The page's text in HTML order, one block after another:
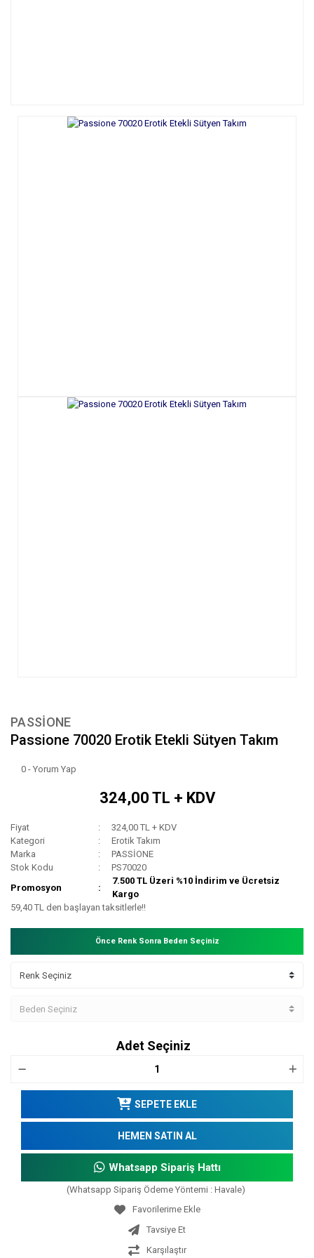
PASSİONE
Passione 70020 Erotik Etekli Sütyen Takım
0 - Yorum Yap
324,00 TL + KDV
Fiyat
324,00 TL + KDV
Kategori
Erotik Takım
Marka
PASSİONE
Stok Kodu
PS70020
Promosyon
7.500 TL Üzeri %10 İndirim ve Ücretsiz
Kargo
59,40 TL den başlayan taksitlerle!!
Önce Renk Sonra Beden Seçiniz
Adet Seçiniz
SEPETE EKLE
HEMEN SATIN AL
Whatsapp Sipariş Hattı
(Whatsapp Sipariş Ödeme Yöntemi : Havale)
Tavsiye Et
Karşılaştır